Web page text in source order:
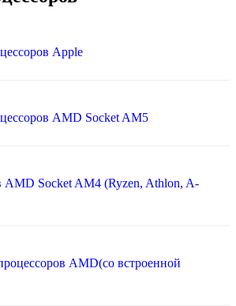
Apple
AMD Socket AM5
AMD Socket AM4 (Ryzen, Athlon, A-
AMD(со встроенной